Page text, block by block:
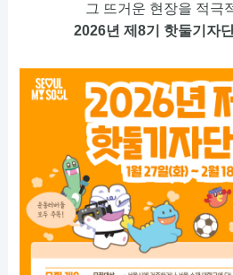
그 뜨거운 현장을 적극
2026년 제8기 핫둘기자